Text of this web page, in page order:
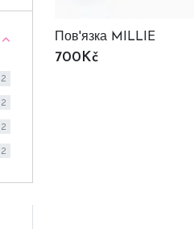
2
2
2
2
Пов'язка MILLIE
700Kč